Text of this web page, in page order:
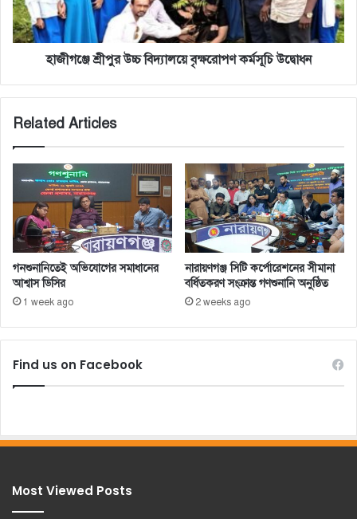
উদ্বোধন
হাজীগঞ্জে শ্রীপুর উচ্চ বিদ্যালয়ে বৃক্ষরোপণ কর্মসূচি উদ্বোধন
Related Articles
গনশুনানিতেই অভিযোগের সমাধানের
আশ্বাস ডিসির
1 week ago
নারায়ণগঞ্জ সিটি কর্পোরেশনের সীমানা
বর্ধিতকরণ সংক্রান্ত গণশুনানি অনুষ্ঠিত
2 weeks ago
Find us on Facebook
Most Viewed Posts